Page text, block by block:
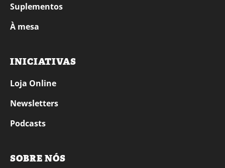
Suplementos
À mesa
INICIATIVAS
Loja Online
Newsletters
Podcasts
SOBRE NÓS